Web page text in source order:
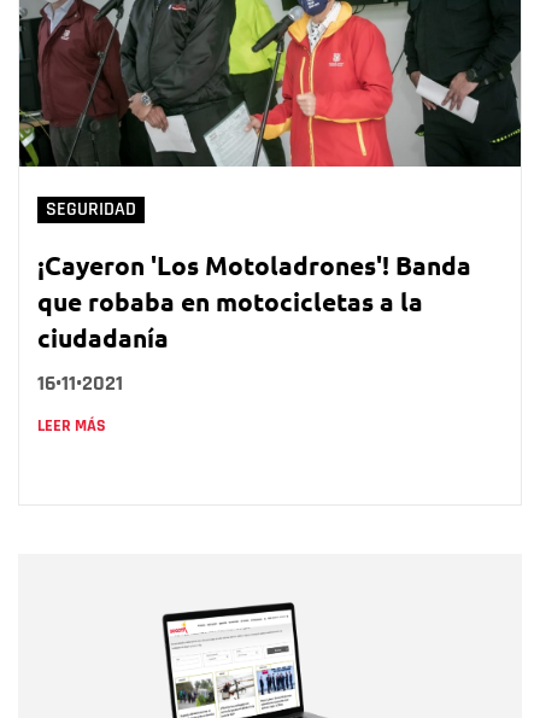
SEGURIDAD
¡Cayeron 'Los Motoladrones'! Banda
que robaba en motocicletas a la
ciudadanía
16•11•2021
LEER MÁS
Correo electrónico